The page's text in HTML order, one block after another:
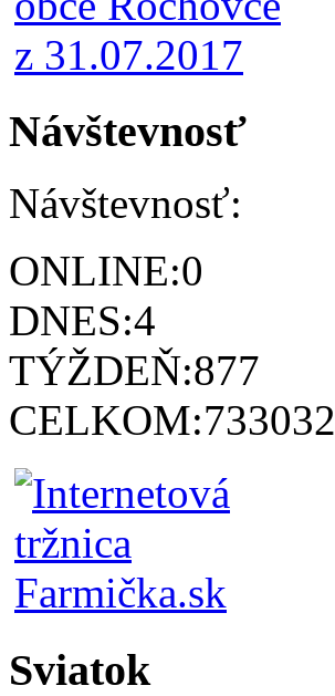
Návštevnosť
Návštevnosť:
ONLINE:0
DNES:4
TÝŽDEŇ:877
CELKOM:733032
Sviatok